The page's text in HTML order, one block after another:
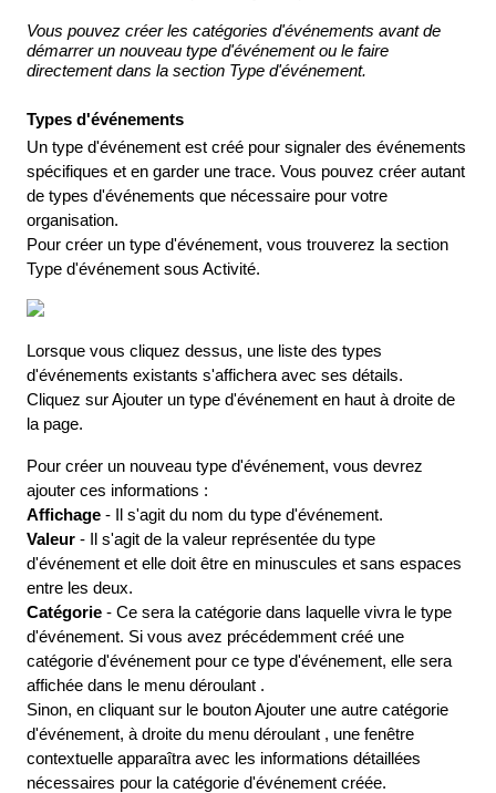
Vous pouvez créer les catégories d'événements avant de
démarrer un nouveau type d'événement ou le faire
directement dans la section Type d'événement.
Types d'événements
Un type d'événement est créé pour signaler des événements
spécifiques et en garder une trace. Vous pouvez créer autant
de types d'événements que nécessaire pour votre
organisation.
Pour créer un type d'événement, vous trouverez la section
Type d'événement sous Activité.
Lorsque vous cliquez dessus, une liste des types
d'événements existants s'affichera avec ses détails.
Cliquez surAjouter un type d'événement en haut à droite de
la page.
Pour créer un nouveau type d'événement, vous devrez
ajouter ces informations :
Affichage - s'agit du nom du type d'événement.
Valeur - s'agit de la valeur représentée du type
d'événement et elle doit être en minuscules et sans espaces
entre les deux.
Catégorie - Ce sera la catégorie dans laquelle vivra le type
d'événement. Si vous avez précédemment créé une
catégorie d'événement pour ce type d'événement, elle sera
affichée dans le menu déroulant .
Sinon, en cliquant sur le boutonAjouter une autre catégorie
d'événement, à droite du menu déroulant , une fenêtre
contextuelle apparaîtra avec les informations détaill ées
nécessaires pour la catégorie d'événement créée.